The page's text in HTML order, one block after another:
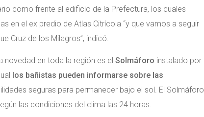
como frente al edificio de la Prefectura, los cuales
en el ex predio de Atlas Citrícola “y que vamos a seguir
Cruz de los Milagros”, indicó.
en toda la región es el Solmáforo instalado por
los bañistas pueden informarse sobre las
seguras para permanecer bajo el sol. El Solmáforo
las condiciones del clima las 24 horas.